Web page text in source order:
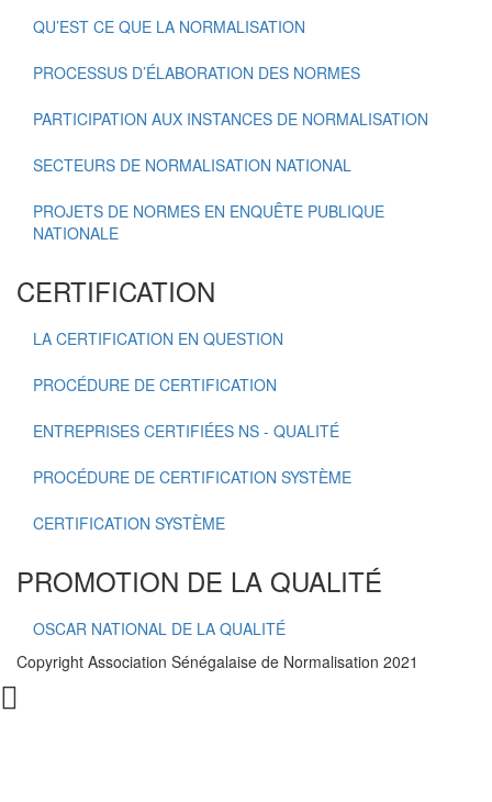
QU’EST CE QUE LA NORMALISATION
PROCESSUS D’ÉLABORATION DES NORMES
PARTICIPATION AUX INSTANCES DE NORMALISATION
SECTEURS DE NORMALISATION NATIONAL
PROJETS DE NORMES EN ENQUÊTE PUBLIQUE
NATIONALE
CERTIFICATION
LA CERTIFICATION EN QUESTION
PROCÉDURE DE CERTIFICATION
ENTREPRISES CERTIFIÉES NS - QUALITÉ
PROCÉDURE DE CERTIFICATION SYSTÈME
CERTIFICATION SYSTÈME
PROMOTION DE LA QUALITÉ
OSCAR NATIONAL DE LA QUALITÉ
Copyright Association Sénégalaise de Normalisation 2021